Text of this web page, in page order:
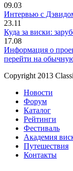
09.03
Интервью с
23.11
Куда за виски:
17.08
Информация о
перейти на
Copyright 2013
Новости
Форум
Каталог
Рейтинги
Фестиваль
Академия
Путешествия
Контакты